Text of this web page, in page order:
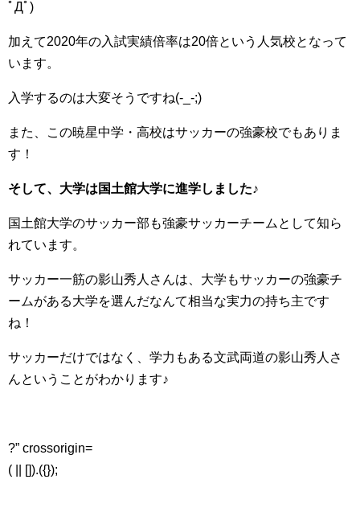
ﾟДﾟ)
加えて2020年の入試実績倍率は20倍という人気校となって
います。
入学するのは大変そうですね(-_-;)
また、この暁星中学・高校はサッカーの強豪校でもありま
す！
そして、大学は国土館大学に進学しました♪
国土館大学のサッカー部も強豪サッカーチームとして知ら
れています。
サッカー一筋の影山秀人さんは、大学もサッカーの強豪チ
ームがある大学を選んだなんて相当な実力の持ち主です
ね！
サッカーだけではなく、学力もある文武両道の影山秀人さ
んということがわかります♪
?” crossorigin=
( || []).({});